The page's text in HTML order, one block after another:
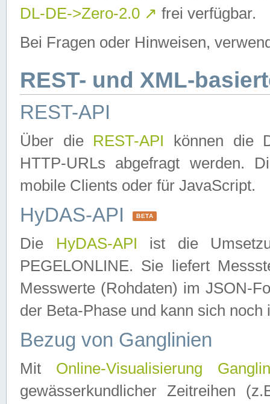
DL-DE->Zero-2.0 ↗ frei verfügbar.
Bei Fragen oder Hinweisen,
REST- und XML-
REST-API
Über die REST-API können die
HTTP-URLs abgefragt werden.
mobile Clients oder für JavaScript.
HyDAS-API BETA
Die HyDAS-API ist die
PEGELONLINE. Sie liefert
Messwerte (Rohdaten) im JSON-
der Beta-Phase und kann sich noch
Bezug von Ganglinien
Mit Online-Visualisierung
gewässerkundlicher Zeitreihen